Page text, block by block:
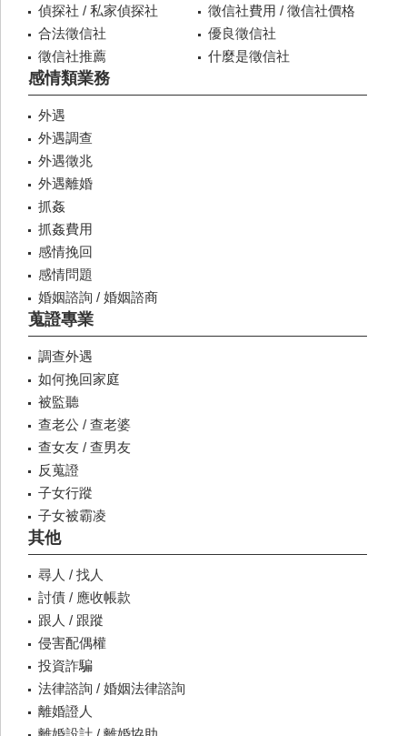
偵探社 / 私家偵探社
徵信社費用 / 徵信社價格
合法徵信社
優良徵信社
徵信社推薦
什麼是徵信社
感情類業務
外遇
外遇調查
外遇徵兆
外遇離婚
抓姦
抓姦費用
感情挽回
感情問題
婚姻諮詢 / 婚姻諮商
蒐證專業
調查外遇
如何挽回家庭
被監聽
查老公 / 查老婆
查女友 / 查男友
反蒐證
子女行蹤
子女被霸凌
其他
尋人 / 找人
討債 / 應收帳款
跟人 / 跟蹤
侵害配偶權
投資詐騙
法律諮詢 / 婚姻法律諮詢
離婚證人